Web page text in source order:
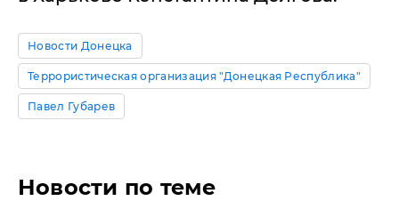
Новости Донецка
Террористическая организация "Донецкая Республика"
Павел Губарев
Новости по теме